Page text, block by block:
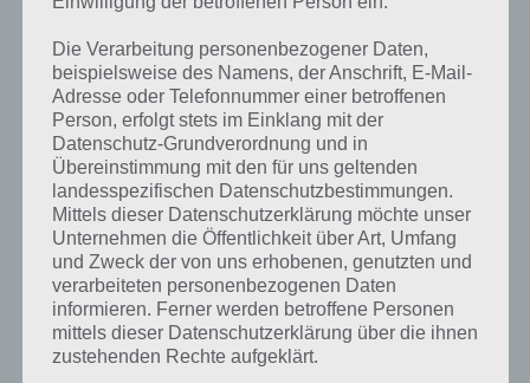
Kurze Begriffserklärung zur Lösung Teich
Teich ist die Lösung für das tägliche Rätsel am 3.11.2023 in 4 Bilder 1
Wort, doch welche Bedeutung hat dieses eigentlich und was gibt es
dazu zu wissen? Passt das Wort auch zu Plitsch-Platsch? Zu
Die Verarbeitung personenbezogener Daten,
beispielsweise des Namens, der Anschrift, E-Mail-
Adresse oder Telefonnummer einer betroffenen
Person, erfolgt stets im Einklang mit der
Datenschutz-Grundverordnung und in
Übereinstimmung mit den für uns geltenden
landesspezifischen Datenschutzbestimmungen.
Mittels dieser Datenschutzerklärung möchte unser
Unternehmen die Öffentlichkeit über Art, Umfang
und Zweck der von uns erhobenen, genutzten und
verarbeiteten personenbezogenen Daten
informieren. Ferner werden betroffene Personen
mittels dieser Datenschutzerklärung über die ihnen
zustehenden Rechte aufgeklärt.